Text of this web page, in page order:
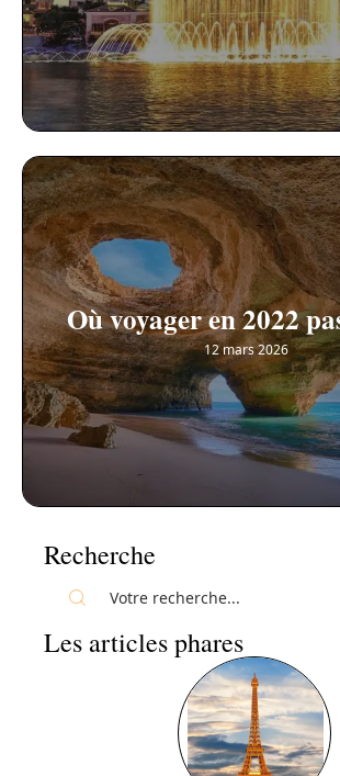
Où voyager en 2022
12 mars 2026
Recherche
Les articles phares